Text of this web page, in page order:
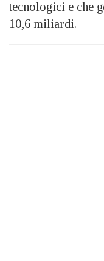
tecnologici e che
10,6 miliardi.